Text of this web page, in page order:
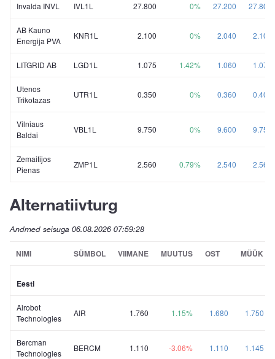
Invalda INVL IVL1L 27.800 0% 27.200 27.800
AB Kauno
Energija PVA
KNR1L 2.100 0% 2.040 2.100
LITGRID AB LGD1L 1.075 1.42% 1.060 1.075
Utenos
Trikotazas
UTR1L 0.350 0% 0.360 0.408
Vilniaus
Baldai
VBL1L 9.750 0% 9.600 9.750
Zemaitijos
Pienas
ZMP1L 2.560 0.79% 2.540 2.560
Alternatiivturg
Andmed seisuga 06.08.2026 07:59:28
NIMI SÜMBOL VIIMANE MUUTUS OST MÜÜK
Eesti
Airobot
Technologies
AIR 1.760 1.15% 1.680 1.750
Bercman
Technologies
BERCM 1.110 -3.06% 1.110 1.145